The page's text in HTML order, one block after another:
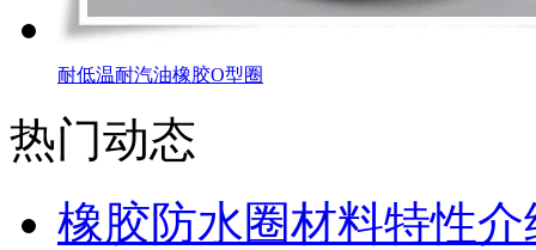
耐低温耐汽油橡胶O型圈
热门动态
橡胶防水圈材料特性介